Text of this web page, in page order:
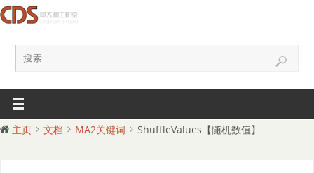
主页 文档 MA2关键词 ShuffleValues【随机数值】